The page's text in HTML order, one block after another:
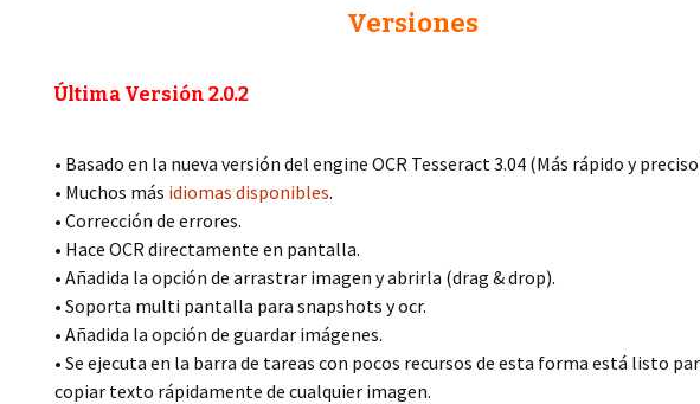
Versiones
Última Versión 2.0.2
• Basado en la nueva versión del engine OCR Tesseract 3.04 (Más rápido y
• Muchos más idiomas disponibles.
• Corrección de errores.
• Hace OCR directamente en pantalla.
• Añadida la opción de arrastrar imagen y abrirla (drag & drop).
• Soporta multi pantalla para snapshots y ocr.
• Añadida la opción de guardar imágenes.
• Se ejecuta en la barra de tareas con pocos recursos de esta forma está listo
copiar texto rápidamente de cualquier imagen.